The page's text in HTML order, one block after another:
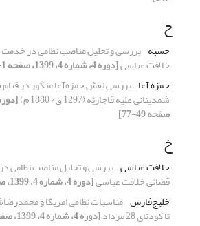
ح
حسبه بررسی و تحلیل مناصب نظامی در خدمت
خلافت عباسی[دوره 4، شماره 4، 1399، صفحه 1-22]
حمزه­ آغا بررسی نقش حمزه‌آغا منگور در قیام
شمدینانی علیه قاجاریّه (1297 ق/ 1880 م)
صفحه 49-77]
خ
خلافت عباسی بررسی و تحلیل مناصب نظامی
قضائی خلافت عباسی[دوره 4، شماره 4، 1399، صفحه 1-22]
خلیج‌فارس مناسبات نظامی امریکا و
تا کودتای 28 مرداد [دوره 4، شماره 4، 1399، صفحه 71-93]